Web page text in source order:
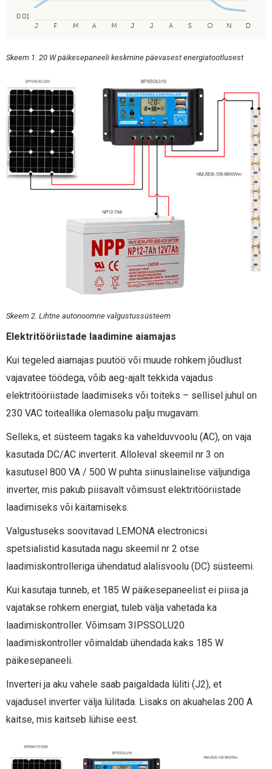
Skeem 1. 20 W päikesepaneeli keskmine päevasest energiatootlusest
Skeem 2. Lihtne autonoomne valgustussüsteem
Elektritööriistade laadimine aiamajas
Kui tegeled aiamajas puutöö või muude rohkem jõudlust
vajavatee töödega, võib aeg-ajalt tekkida vajadus
elektritööriistade laadimiseks või toiteks – sellisel juhul on
230 VAC toiteallika olemasolu palju mugavam.
Selleks, et süsteem tagaks ka vahelduvvoolu (AC), on vaja
kasutada DC/AC inverterit. Alloleval skeemil nr 3 on
kasutusel 800 VA / 500 W puhta siinuslainelise väljundiga
inverter, mis pakub piisavalt võimsust elektritööriistade
laadimiseks või käitamiseks.
Valgustuseks soovitavad LEMONA electronicsi
spetsialistid kasutada nagu skeemil nr 2 otse
laadimiskontrolleriga ühendatud alalisvoolu (DC) süsteemi.
Kui kasutaja tunneb, et 185 W päikesepaneelist ei piisa ja
vajatakse rohkem energiat, tuleb välja vahetada ka
laadimiskontroller. Võimsam 3IPSSOLU20
laadimiskontroller võimaldab ühendada kaks 185 W
päikesepaneeli.
Inverteri ja aku vahele saab paigaldada lüliti (J2), et
vajadusel inverter välja lülitada. Lisaks on akuahelas 200 A
kaitse, mis kaitseb lühise eest.